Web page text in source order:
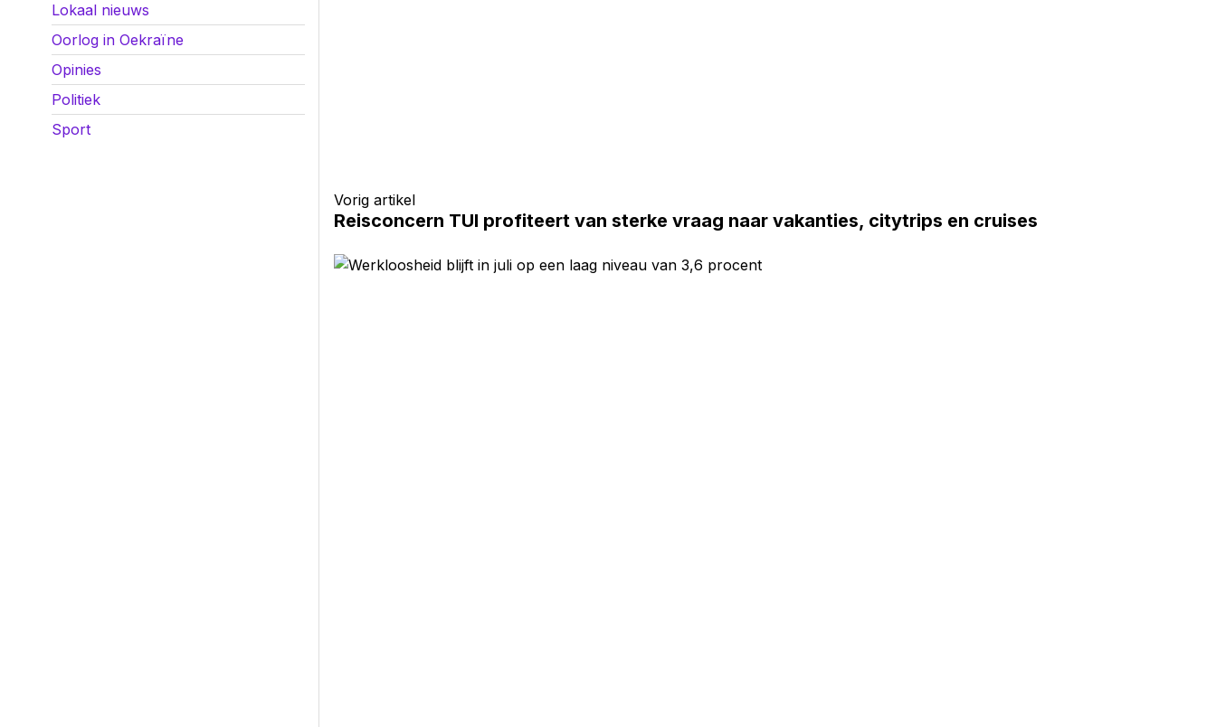
Vorig artikel
Reisconcern TUI profiteert van sterke vraag naar vakanties, citytrips en cruises
Lokaal nieuws
Oorlog in Oekraïne
Opinies
Politiek
Sport